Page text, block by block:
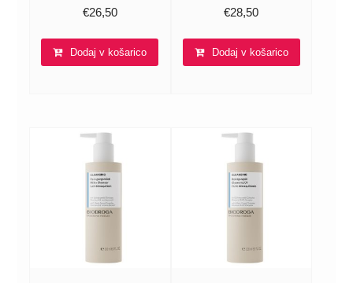
€26,50
Dodaj v košarico
€28,50
Dodaj v košarico